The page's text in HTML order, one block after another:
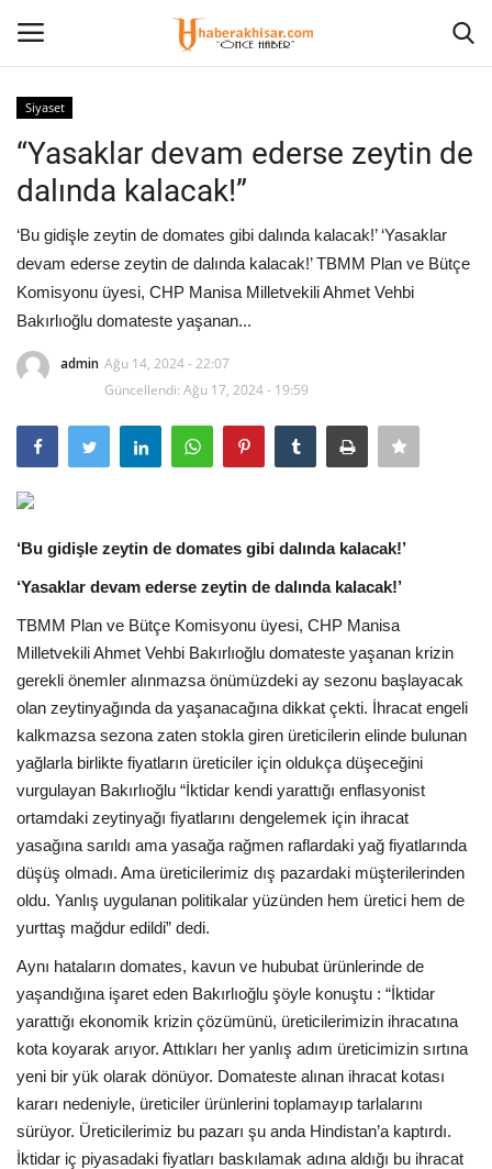
Anasayfa
Ekonomi
Eğitim
Magazin
Spor
Sağlık
Kültür Sanat
Güncel
Künye
Galeri
Siyaset
“Yasaklar devam ederse zeytin de
dalında kalacak!”
‘Bu gidişle zeytin de domates gibi dalında kalacak!’ ‘Yasaklar
devam ederse zeytin de dalında kalacak!’ TBMM Plan ve Bütçe
Komisyonu üyesi, CHP Manisa Milletvekili Ahmet Vehbi
Bakırlıoğlu domateste yaşanan...
admin Ağu 14, 2024 - 22:07
Güncellendi: Ağu 17, 2024 - 19:59
‘Bu gidişle zeytin de domates gibi dalında kalacak!’
‘Yasaklar devam ederse zeytin de dalında kalacak!’
TBMM Plan ve Bütçe Komisyonu üyesi, CHP Manisa
Milletvekili Ahmet Vehbi Bakırlıoğlu domateste yaşanan krizin
gerekli önemler alınmazsa önümüzdeki ay sezonu başlayacak
olan zeytinyağında da yaşanacağına dikkat çekti. İhracat engeli
kalkmazsa sezona zaten stokla giren üreticilerin elinde bulunan
yağlarla birlikte fiyatların üreticiler için oldukça düşeceğini
vurgulayan Bakırlıoğlu “İktidar kendi yarattığı enflasyonist
ortamdaki zeytinyağı fiyatlarını dengelemek için ihracat
yasağına sarıldı ama yasağa rağmen raflardaki yağ fiyatlarında
düşüş olmadı. Ama üreticilerimiz dış pazardaki müşterilerinden
oldu. Yanlış uygulanan politikalar yüzünden hem üretici hem de
yurttaş mağdur edildi” dedi.
Aynı hataların domates, kavun ve hububat ürünlerinde de
yaşandığına işaret eden Bakırlıoğlu şöyle konuştu : “İktidar
yarattığı ekonomik krizin çözümünü, üreticilerimizin ihracatına
kota koyarak arıyor. Attıkları her yanlış adım üreticimizin sırtına
yeni bir yük olarak dönüyor. Domateste alınan ihracat kotası
kararı nedeniyle, üreticiler ürünlerini toplamayıp tarlalarını
sürüyor. Üreticilerimiz bu pazarı şu anda Hindistan’a kaptırdı.
İktidar iç piyasadaki fiyatları baskılamak adına aldığı bu ihracat